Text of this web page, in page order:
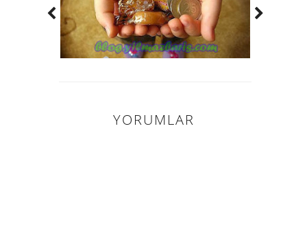
YORUMLAR